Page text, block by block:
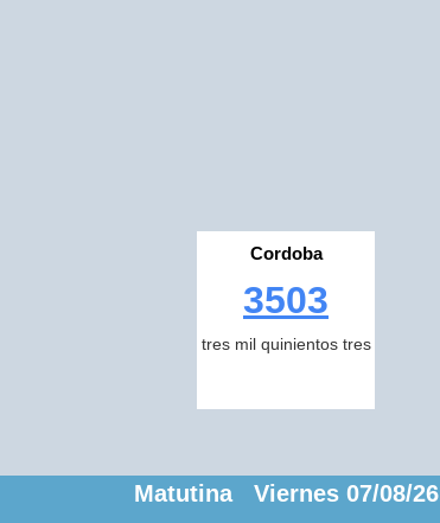
Cordoba
3503
tres mil quinientos tres
Matutina Viernes 07/08/26